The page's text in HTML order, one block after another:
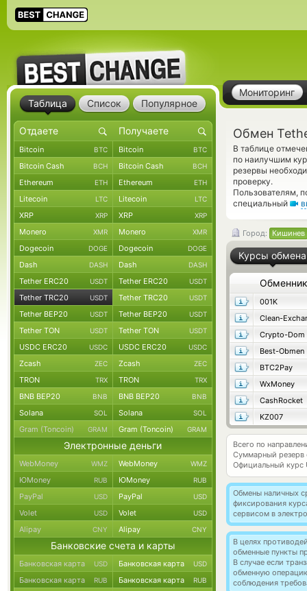
Мониторинг
Обмен
В таблице
по наилучшим
резервы
проверку.
Пользователям,
специальный
Город: Кишинев
Курсы обмена
Обменник
001K
Clean-
Crypto-Dom
Best-Obmen
BTC2Pay
WxMoney
CashRocket
KZ007
Всего по
Суммарный резерв
Официальный курс
Обмены наличных
фиксирования
сервисом в
В целях
обменные пункты
В случае если
обменную
соблюдения
Таблица Список Популярное
Bitcoin BTC Bitcoin BTC
Bitcoin Cash BCH Bitcoin Cash BCH
Ethereum ETH Ethereum ETH
Litecoin LTC Litecoin LTC
XRP XRP XRP XRP
Monero XMR Monero XMR
Dogecoin DOGE Dogecoin DOGE
Dash DASH Dash DASH
Tether ERC20 USDT Tether ERC20 USDT
Tether TRC20 USDT Tether TRC20 USDT
Tether BEP20 USDT Tether BEP20 USDT
Tether TON USDT Tether TON USDT
USDC ERC20 USDC USDC ERC20 USDC
Zcash ZEC Zcash ZEC
TRON TRX TRON TRX
BNB BEP20 BNB BNB BEP20 BNB
Solana SOL Solana SOL
Gram (Toncoin) GRAM Gram (Toncoin) GRAM
Электронные деньги
WebMoney WMZ WebMoney WMZ
ЮMoney RUB ЮMoney RUB
PayPal USD PayPal USD
Volet USD Volet USD
Alipay CNY Alipay CNY
Банковские счета и карты
Банковская карта USD Банковская карта USD
Банковская карта RUB Банковская карта RUB